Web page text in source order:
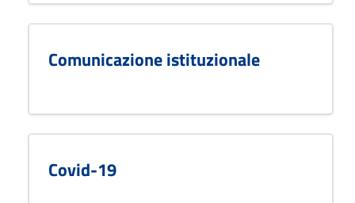
Comunicazione istituzionale
Covid-19